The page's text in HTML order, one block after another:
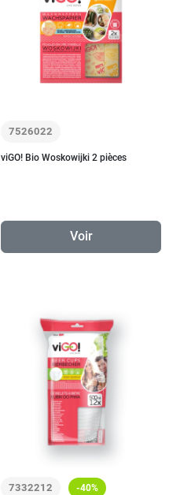
7526022
viGO! Bio Woskowijki 2 pièces
Voir
7332212 -40%